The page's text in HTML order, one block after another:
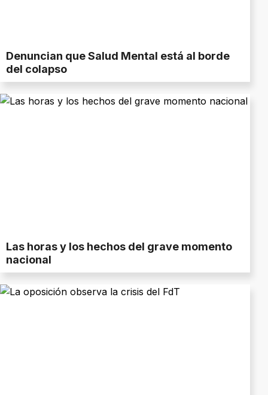
Denuncian que Salud Mental está al borde
del colapso
Las horas y los hechos del grave momento
nacional